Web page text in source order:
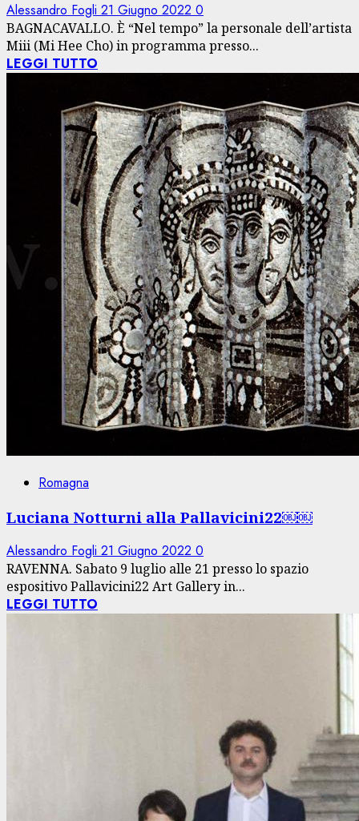
Alessandro Fogli 21 Giugno 2022 0
BAGNACAVALLO. È “Nel tempo” la personale dell’artista
Miii (Mi Hee Cho) in programma presso...
LEGGI TUTTO
Romagna
Luciana Notturni alla Pallavicini22￼￼
Alessandro Fogli 21 Giugno 2022 0
RAVENNA. Sabato 9 luglio alle 21 presso lo spazio
espositivo Pallavicini22 Art Gallery in...
LEGGI TUTTO